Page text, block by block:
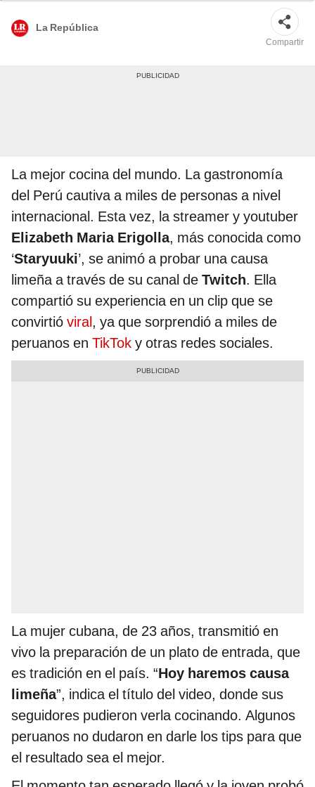
La República
Compartir
La mejor cocina del mundo. La gastronomía
del Perú cautiva a miles de personas a nivel
internacional. Esta vez, la streamer y youtuber
Elizabeth Maria Erigolla, más conocida como
‘Staryuuki’, se animó a probar una causa
limeña a través de su canal de Twitch. Ella
compartió su experiencia en un clip que se
convirtió viral, ya que sorprendió a miles de
peruanos en TikTok y otras redes sociales.
La mujer cubana, de 23 años, transmitió en
vivo la preparación de un plato de entrada, que
es tradición en el país. “Hoy haremos causa
limeña”, indica el título del video, donde sus
seguidores pudieron verla cocinando. Algunos
peruanos no dudaron en darle los tips para que
el resultado sea el mejor.